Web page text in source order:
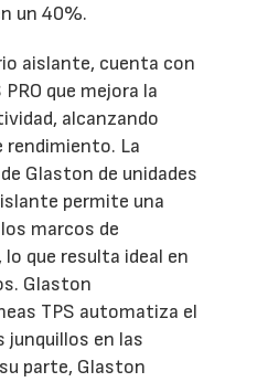
un 40%.
aislante, cuenta con
que mejora la
alcanzando
rendimiento. La
Glaston de unidades
permite una
marcos de
que resulta ideal en
Glaston
TPS automatiza el
junquillos en las
parte, Glaston